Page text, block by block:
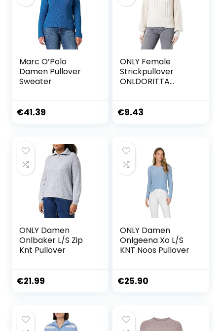
Marc O’Polo
Damen Pullover
Sweater
€41.39
ONLY Female
Strickpullover
ONLDORITTA
€9.43
ONLY Damen
Onlbaker L/S Zip
Knt Pullover
€21.99
ONLY Damen
Onlgeena Xo L/S
KNT Noos Pullover
€25.90